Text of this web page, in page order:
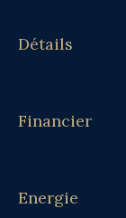
Détails
Financier
Energie